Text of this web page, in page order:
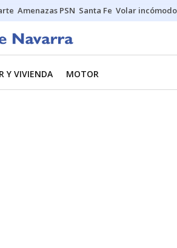
Amenazas PSN Santa Fe Volar incómodo
Y VIVIENDA MOTOR